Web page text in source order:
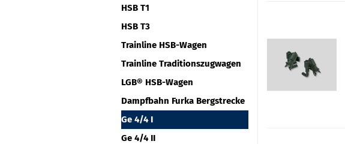
HSB T1
HSB T3
Trainline HSB-Wagen
Trainline Traditionszugwagen
LGB® HSB-Wagen
Dampfbahn Furka Bergstrecke
Ge 4/4 I
Ge 4/4 II